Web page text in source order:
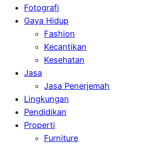
Fotografi
Gaya Hidup
Fashion
Kecantikan
Kesehatan
Jasa
Jasa Penerjemah
Lingkungan
Pendidikan
Properti
Furniture